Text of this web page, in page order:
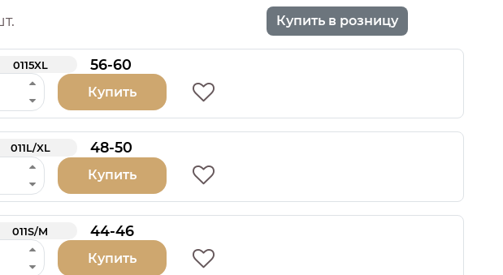
Купить в розницу
0115XL 56-60
Купить
011L/XL 48-50
Купить
011S/M 44-46
Купить